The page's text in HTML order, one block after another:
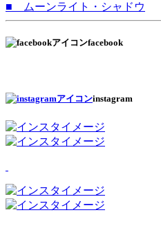
■ ムーンライト・シャドウ
facebook
instagram